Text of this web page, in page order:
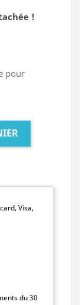
!
pour
Visa,
du 30